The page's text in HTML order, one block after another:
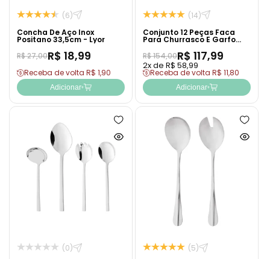
(6)
Concha De Aço Inox
Positano 33,5cm - Lyor
R$ 27,00R$ 18,99
Receba de volta R$ 1,90
Adicionar
(14)
Conjunto 12 Peças Faca
Para Churrasco E Garfo
- Wolff
R$ 154,00R$ 117,99
2x de R$ 58,99
Receba de volta R$ 11,80
Adicionar
Adicionar
à
lista
Ver
(0)
à
lista
Ver
(5)